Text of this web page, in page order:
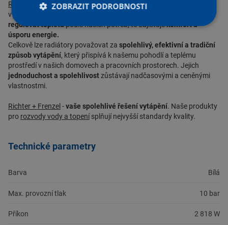
Radiátory také nabízejímožnost individuálního nastavení teploty
v jednotlivých místnostech. Díky termostatům můžeme
jednoduše
regulovat teplotupodle našich potřeb, to zajišťujekomfort a
úsporu energie.
Celkově lze radiátory považovat za spolehlivý, efektivní a tradiční
způsob vytápění, který přispívá k našemu pohodlí a teplému
prostředí v našich domovech a pracovních prostorech. Jejich
jednoduchost a spolehlivostzůstávají nadčasovými a ceněnými
vlastnostmi.
Richter + Frenzel -vaše spolehlivé řešení vytápění. Naše produkty
pro rozvody vody a topenísplňují nejvyšší standardy kvality.
Technické parametry
Barva Bílá
Max. provozní tlak 10 bar
Příkon 2 818 W
ZOBRAZIT PODROBNOSTI